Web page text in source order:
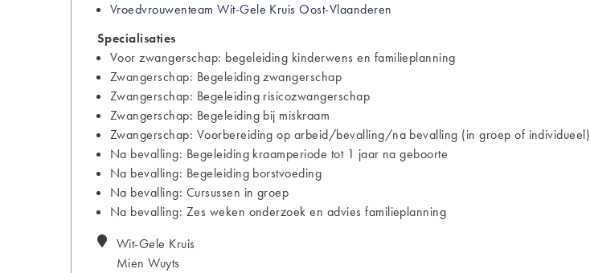
Vroedvrouwenteam Wit-Gele Kruis Oost-Vlaanderen
Specialisaties
Voor zwangerschap: begeleiding kinderwens en familieplanning
Zwangerschap: Begeleiding zwangerschap
Zwangerschap: Begeleiding risicozwangerschap
Zwangerschap: Begeleiding bij miskraam
Zwangerschap: Voorbereiding op arbeid/bevalling/na bevalling (in groep of individueel)
Na bevalling: Begeleiding kraamperiode tot 1 jaar na geboorte
Na bevalling: Begeleiding borstvoeding
Na bevalling: Cursussen in groep
Na bevalling: Zes weken onderzoek en advies familieplanning
Wit-Gele Kruis
Mien Wuyts